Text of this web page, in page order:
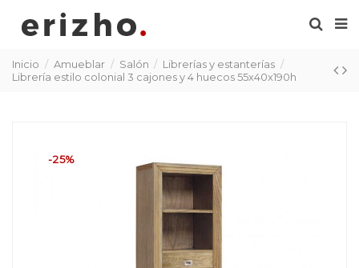
Inicio Amueblar Salón
Librerías y estanterías
Librería estilo colonial 3 cajones y 4 huecos 55x40x190h
-25%